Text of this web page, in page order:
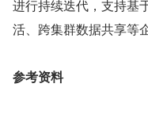
进行持续迭代，支持基
活、跨集群数据共享等
参考资料